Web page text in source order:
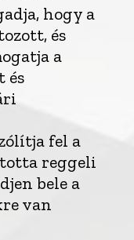
hogy a
és
a
és
fel a
reggeli
bele a
van